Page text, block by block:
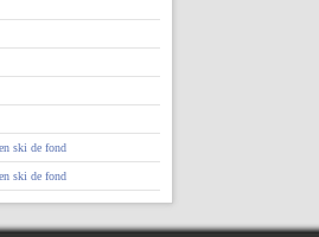
ski de fond
ski de fond